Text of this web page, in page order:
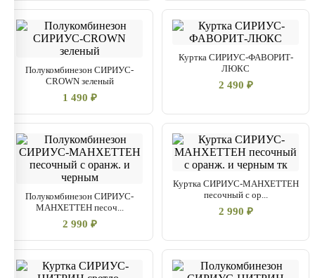
Полукомбинезон СИРИУС-
CROWN зеленый
1 490 ₽
Куртка СИРИУС-ФАВОРИТ-
ЛЮКС
2 490 ₽
Полукомбинезон СИРИУС-
МАНХЕТТЕН песоч...
2 990 ₽
Куртка СИРИУС-МАНХЕТТЕН
песочный с ор...
2 990 ₽